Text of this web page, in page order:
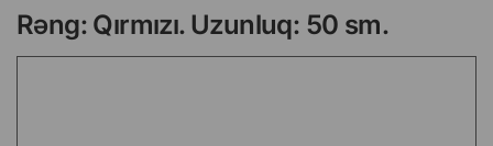
Rəng: Qırmızı. Uzunluq: 50 sm.